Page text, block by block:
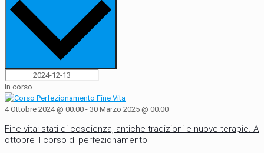
In corso
4 Ottobre 2024 @ 00:00 - 30 Marzo 2025 @ 00:00
Fine vita: stati di coscienza, antiche tradizioni e nuove terapie. A
ottobre il corso di perfezionamento